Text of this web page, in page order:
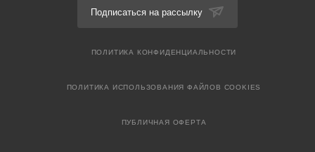
Подписаться на рассылку
ПОЛИТИКА КОНФИДЕНЦИАЛЬНОСТИ
ПОЛИТИКА ИСПОЛЬЗОВАНИЯ ФАЙЛОВ COOKIES
ПУБЛИЧНАЯ ОФЕРТА